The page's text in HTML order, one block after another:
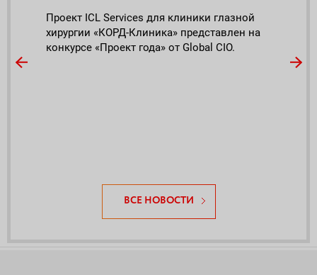
Проект ICL Services для клиники глазной
хирургии «КОРД-Клиника» представлен на
конкурсе «Проект года» от Global CIO.
ВСЕ НОВОСТИ